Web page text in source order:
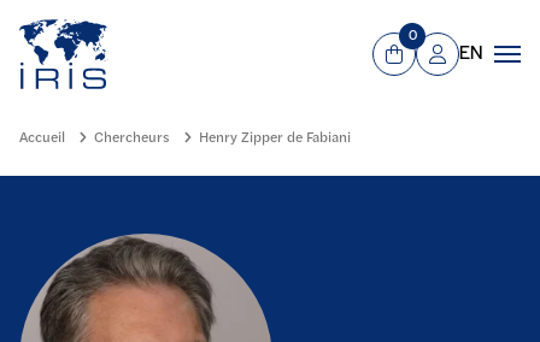
Aller au contenu principal
Panier
0
Mon compte
EN
Accueil Chercheurs Henry Zipper de Fabiani